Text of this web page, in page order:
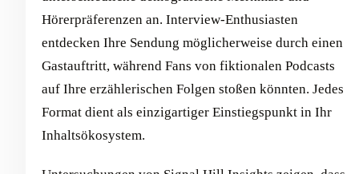
Hörerpräferenzen an. Interview-Enthusiasten
entdecken Ihre Sendung möglicherweise durch einen
Gastauftritt, während Fans von fiktionalen Podcasts
auf Ihre erzählerischen Folgen stoßen könnten. Jedes
Format dient als einzigartiger Einstiegspunkt in Ihr
Inhaltsökosystem.